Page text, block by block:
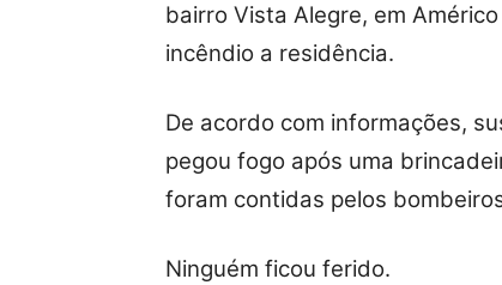
bairro Vista Alegre, em
incêndio a residência.
De acordo com informações,
pegou fogo após uma
foram contidas pelos
Ninguém ficou ferido.